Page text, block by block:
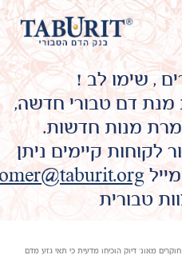
, שימו לב !
מנת דם טבורי חדשה,
מנות חדשות.
לקוחות קיימים ניתן
טבורית
חוקרים מאונ' דיוק הוכיחו מדעית כי תאי גזע מדם